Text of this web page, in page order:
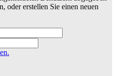
oder erstellen Sie einen neuen